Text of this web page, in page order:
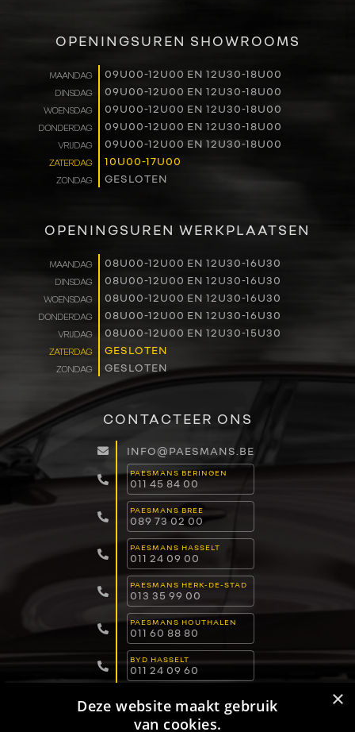
RENAULT PRO+
NAVERKOOP
VERHUUR
NIEUWS
OVER ONS
WERKEN BIJ
CONTACT
OPENINGSUREN SHOWROOMS
MAANDAG 09U00-12U00 EN 12U30-18U00
DINSDAG 09U00-12U00 EN 12U30-18U00
WOENSDAG 09U00-12U00 EN 12U30-18U00
DONDERDAG 09U00-12U00 EN 12U30-18U00
VRIJDAG 09U00-12U00 EN 12U30-18U00
ZATERDAG 10U00-17U00
ZONDAG GESLOTEN
OPENINGSUREN WERKPLAATSEN
MAANDAG 08U00-12U00 EN 12U30-16U30
DINSDAG 08U00-12U00 EN 12U30-16U30
WOENSDAG 08U00-12U00 EN 12U30-16U30
DONDERDAG 08U00-12U00 EN 12U30-16U30
VRIJDAG 08U00-12U00 EN 12U30-15U30
ZATERDAG GESLOTEN
ZONDAG GESLOTEN
CONTACTEER ONS
INFO@PAESMANS.BE
PAESMANS BERINGEN
011 45 84 00
PAESMANS BREE
089 73 02 00
PAESMANS HASSELT
011 24 09 00
PAESMANS HERK-DE-STAD
013 35 99 00
PAESMANS HOUTHALEN
011 60 88 80
BYD HASSELT
011 24 09 60
011 15 04 00 ×
Deze website maakt gebruik
van cookies.